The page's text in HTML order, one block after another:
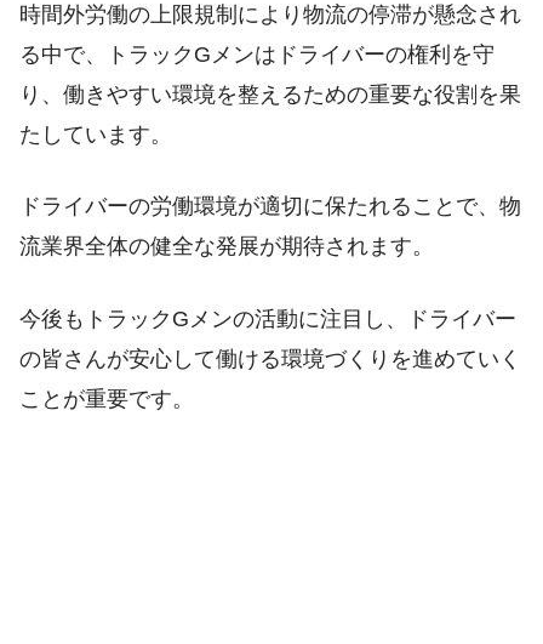
時間外労働の上限規制により物流の停滞が懸念され
る中で、トラックGメンはドライバーの権利を守
り、働きやすい環境を整えるための重要な役割を果
たしています。
ドライバーの労働環境が適切に保たれることで、物
流業界全体の健全な発展が期待されます。
今後もトラックGメンの活動に注目し、ドライバー
の皆さんが安心して働ける環境づくりを進めていく
ことが重要です。